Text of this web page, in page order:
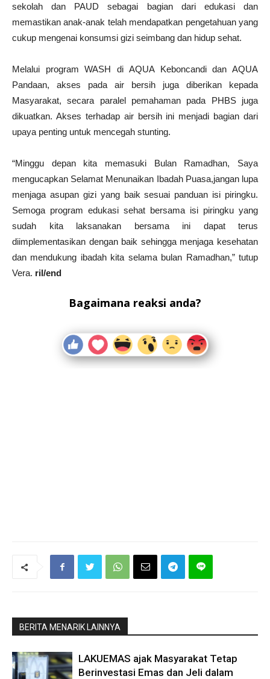
sekolah dan PAUD sebagai bagian dari edukasi dan
memastikan anak-anak telah mendapatkan pengetahuan yang
cukup mengenai konsumsi gizi seimbang dan hidup sehat.
Melalui program WASH di AQUA Keboncandi dan AQUA
Pandaan, akses pada air bersih juga diberikan kepada
Masyarakat, secara paralel pemahaman pada PHBS juga
dikuatkan. Akses terhadap air bersih ini menjadi bagian dari
upaya penting untuk mencegah stunting.
“Minggu depan kita memasuki Bulan Ramadhan, Saya
mengucapkan Selamat Menunaikan Ibadah Puasa,jangan lupa
menjaga asupan gizi yang baik sesuai panduan isi piringku.
Semoga program edukasi sehat bersama isi piringku yang
sudah kita laksanakan bersama ini dapat terus
diimplementasikan dengan baik sehingga menjaga kesehatan
dan mendukung ibadah kita selama bulan Ramadhan,” tutup
Vera. ril/end
Bagaimana reaksi anda?
BERITA MENARIK LAINNYA
LAKUEMAS ajak Masyarakat Tetap
Berinvestasi Emas dan Jeli dalam